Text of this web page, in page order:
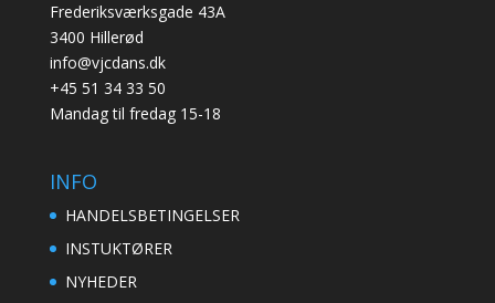
Frederiksværksgade 43A
3400 Hillerød
info@vjcdans.dk
+45 51 34 33 50
Mandag til fredag 15-18
INFO
HANDELSBETINGELSER
INSTUKTØRER
NYHEDER